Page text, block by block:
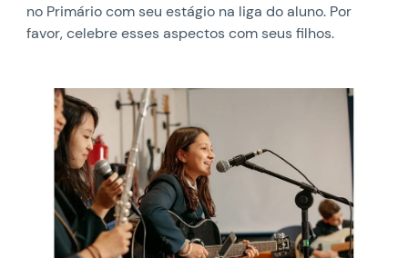
no Primário com seu estágio na liga do aluno. Por
favor, celebre esses aspectos com seus filhos.
News image